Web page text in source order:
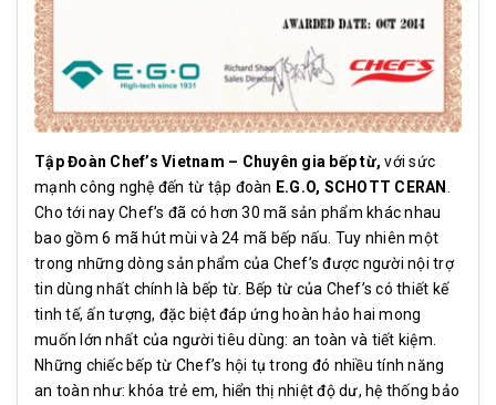
Tập Đoàn Chef’s Vietnam – Chuyên gia bếp từ, với sức
mạnh công nghệ đến từ tập đoàn E.G.O, SCHOTT CERAN
Cho tới nay Chef’s đã có hơn 30 mã sản phẩm khác nhau
bao gồm 6 mã hút mùi và 24 mã bếp nấu. Tuy nhiên một
trong những dòng sản phẩm của Chef’s được người nội trợ
tin dùng nhất chính là bếp từ. Bếp từ của Chef’s có thiết kế
tinh tế, ấn tượng, đặc biệt đáp ứng hoàn hảo hai mong
muốn lớn nhất của người tiêu dùng: an toàn và tiết kiệm.
Những chiếc bếp từ Chef’s hội tụ trong đó nhiều tính năng
an toàn như: khóa trẻ em, hiển thị nhiệt độ dư, hệ thống bảo